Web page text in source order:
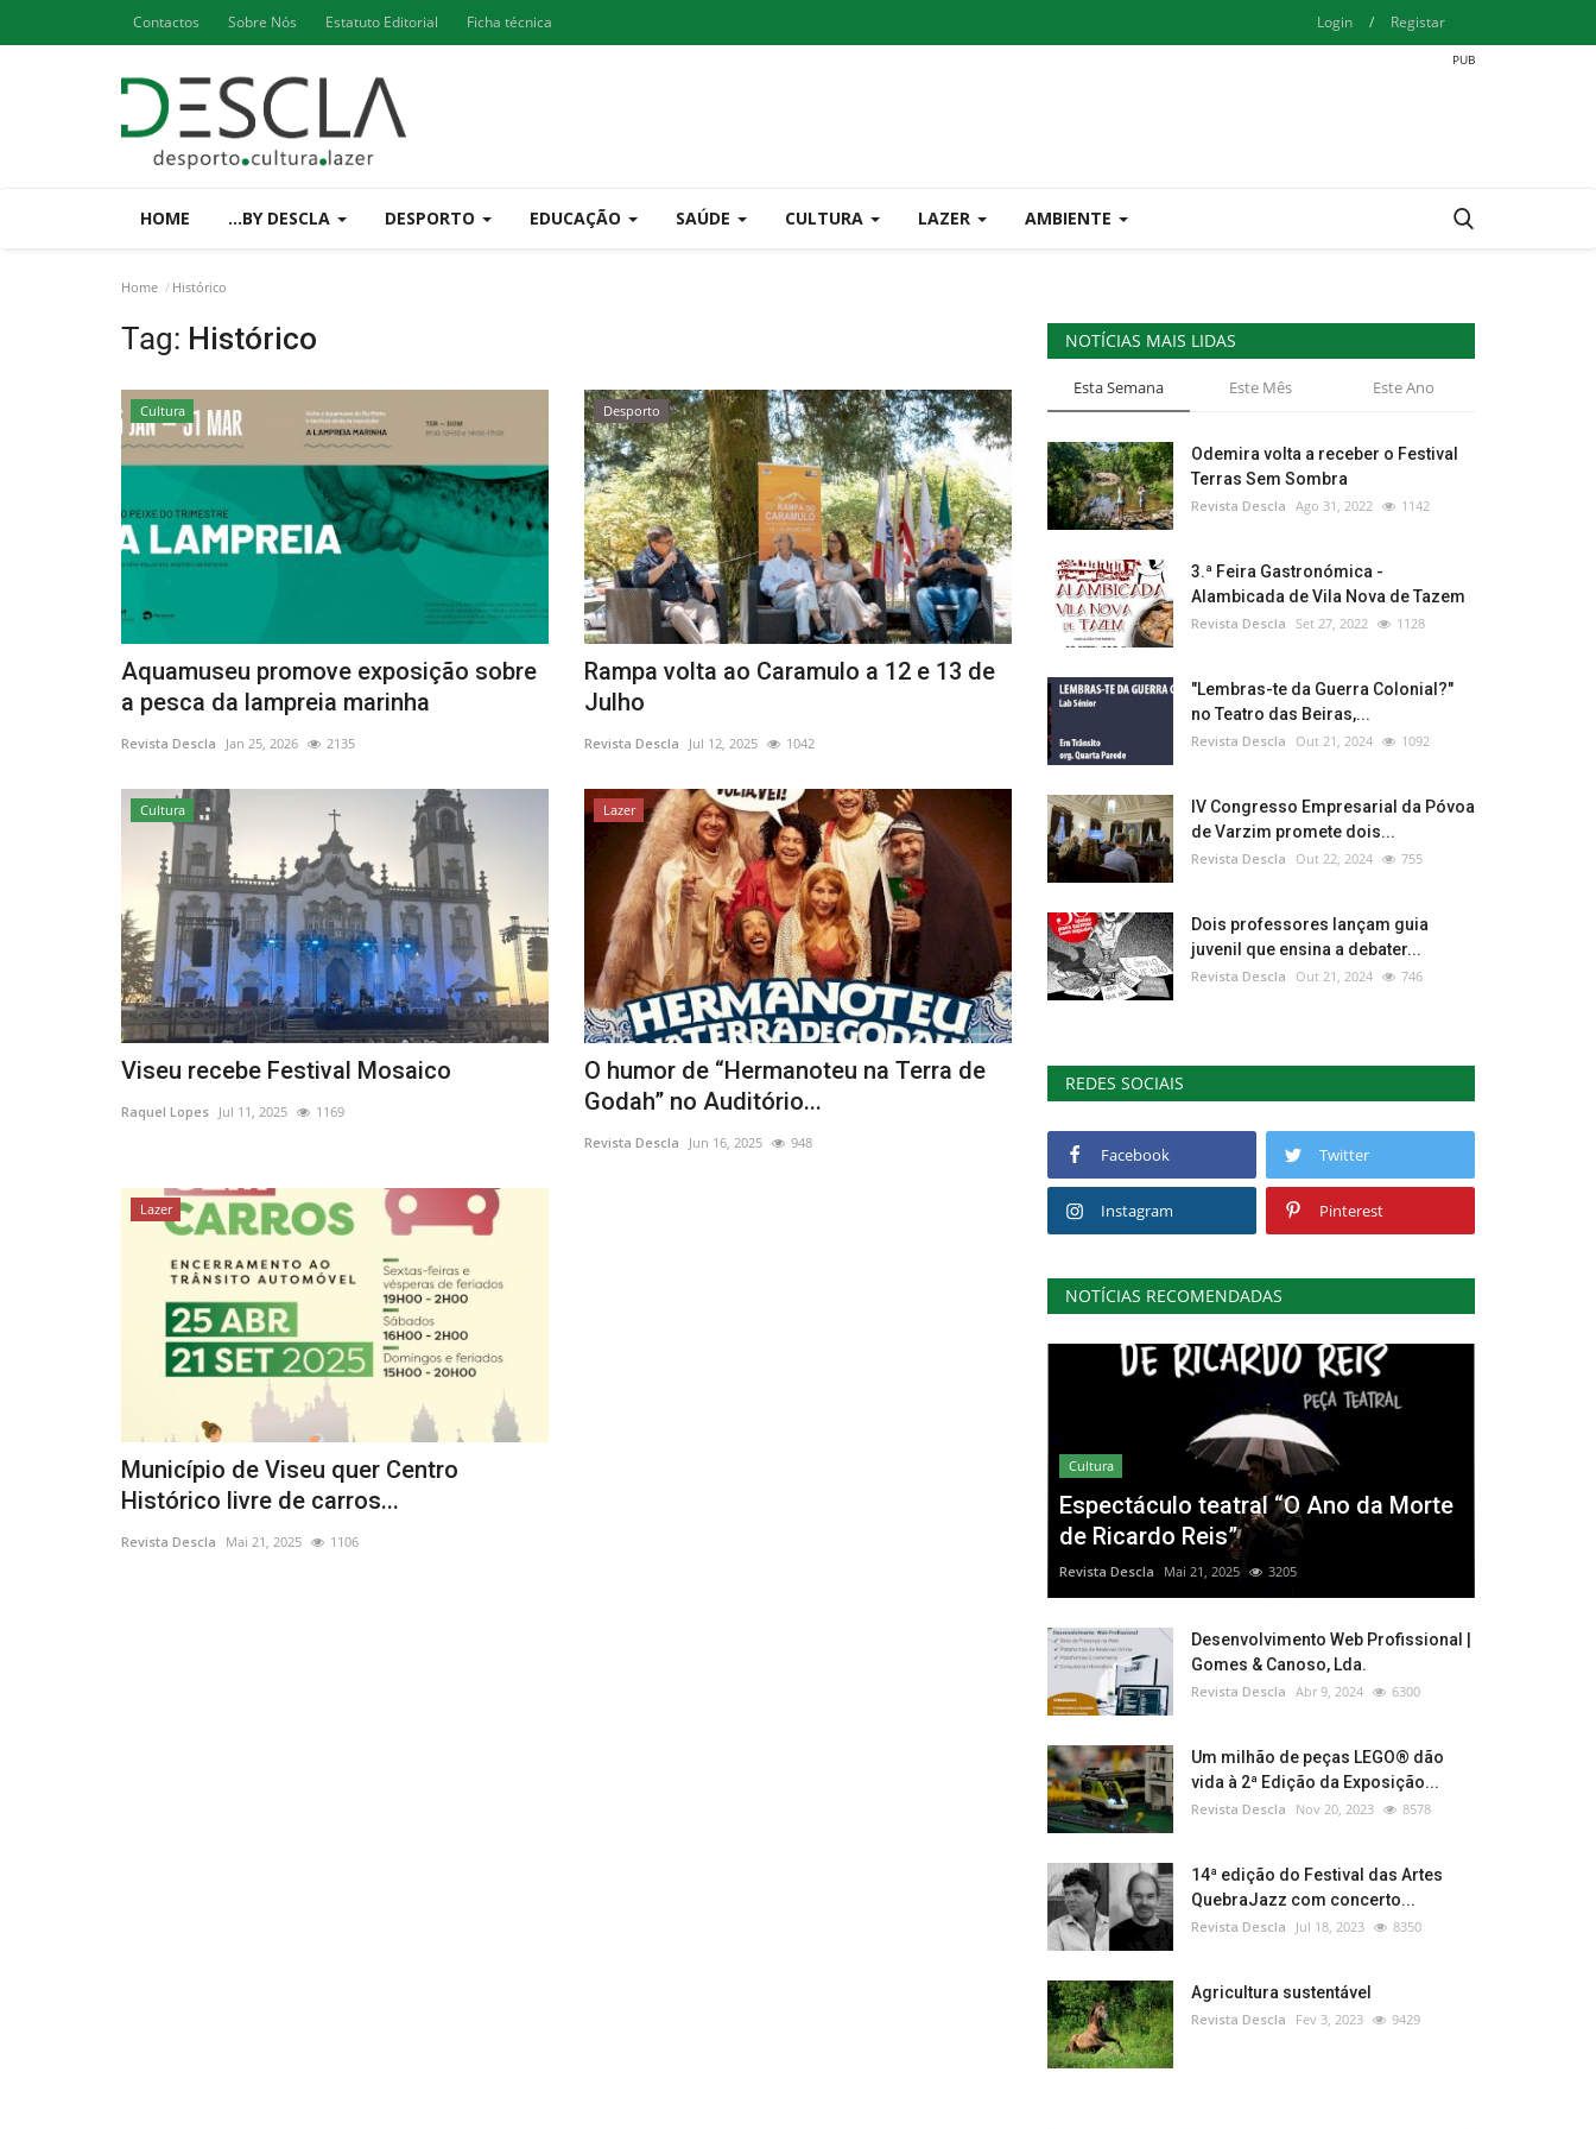
Contactos Sobre Nós Estatuto Editorial Ficha técnica Login / Registar
HOME ...BY DESCLA DESPORTO EDUCAÇÃO SAÚDE CULTURA LAZER AMBIENTE
Home Histórico
Tag: Histórico
Cultura
Aquamuseu promove exposição sobre
a pesca da lampreia marinha
Revista Descla Jan 25, 2026 2135
Desporto
Rampa volta ao Caramulo a 12 e 13 de
Julho
Revista Descla Jul 12, 2025 1042
Cultura
Viseu recebe Festival Mosaico
Raquel Lopes Jul 11, 2025 1169
Lazer
O humor de “Hermanoteu na Terra de
Godah” no Auditório...
Revista Descla Jun 16, 2025 948
Lazer
Município de Viseu quer Centro
Histórico livre de carros...
Revista Descla Mai 21, 2025 1106
NOTÍCIAS MAIS LIDAS
Esta Semana Este Mês Este Ano
Odemira volta a receber o Festival
Terras Sem Sombra
Revista Descla Ago 31, 2022 1142
3.ª Feira Gastronómica -
Alambicada de Vila Nova de Tazem
Revista Descla Set 27, 2022 1128
"Lembras-te da Guerra Colonial?"
no Teatro das Beiras,...
Revista Descla Out 21, 2024 1092
IV Congresso Empresarial da Póvoa
de Varzim promete dois...
Revista Descla Out 22, 2024 755
Dois professores lançam guia
juvenil que ensina a debater...
Revista Descla Out 21, 2024 746
REDES SOCIAIS
Facebook Twitter
Instagram Pinterest
NOTÍCIAS RECOMENDADAS
Cultura
Espectáculo teatral “O Ano da Morte
de Ricardo Reis”
Revista Descla Mai 21, 2025 3205
Desenvolvimento Web Profissional |
Gomes & Canoso, Lda.
Revista Descla Abr 9, 2024 6300
Um milhão de peças LEGO® dão
vida à 2ª Edição da Exposição...
Revista Descla Nov 20, 2023 8578
14ª edição do Festival das Artes
QuebraJazz com concerto...
Revista Descla Jul 18, 2023 8350
Agricultura sustentável
Revista Descla Fev 3, 2023 9429